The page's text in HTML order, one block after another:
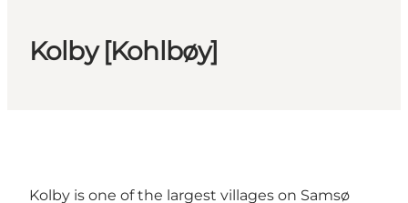
Kolby [Kohlbøy]
Kolby is one of the largest villages on Samsø